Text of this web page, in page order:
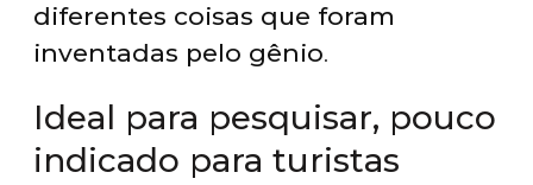
diferentes coisas que foram
inventadas pelo gênio.
Ideal para pesquisar, pouco
indicado para turistas